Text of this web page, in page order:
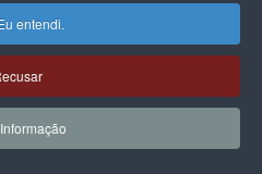
entendi.legislativa
onde avançam as
religiosas